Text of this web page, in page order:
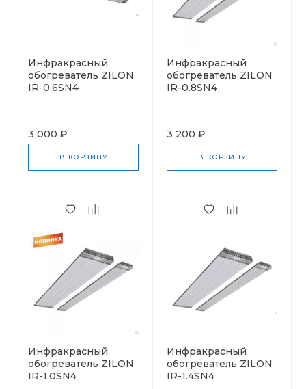
Инфракрасный
обогреватель ZILON
IR-0,6SN4
3 000 ₽
В КОРЗИНУ
Инфракрасный
обогреватель ZILON
IR-0.8SN4
3 200 ₽
В КОРЗИНУ
Инфракрасный
обогреватель ZILON
IR-1.0SN4
Инфракрасный
обогреватель ZILON
IR-1.4SN4